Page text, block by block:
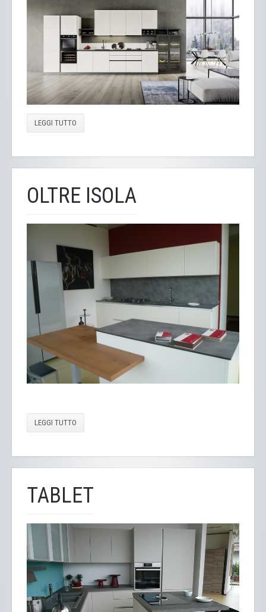
LEGGI TUTTO
OLTRE ISOLA
LEGGI TUTTO
TABLET